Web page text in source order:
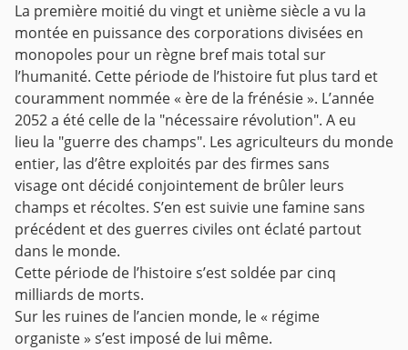
La première moitié du vingt et unième siècle a vu la
montée en puissance des corporations divisées en
monopoles pour un règne bref mais total sur
l’humanité. Cette période de l’histoire fut plus tard et
couramment nommée « ère de la frénésie ». L’année
2052 a été celle de la "nécessaire révolution". A eu
lieu la "guerre des champs". Les agriculteurs du monde
entier, las d’être exploités par des firmes sans
visage ont décidé conjointement de brûler leurs
champs et récoltes. S’en est suivie une famine sans
précédent et des guerres civiles ont éclaté partout
dans le monde.
Cette période de l’histoire s’est soldée par cinq
milliards de morts.
Sur les ruines de l’ancien monde, le « régime
organiste » s’est imposé de lui même.